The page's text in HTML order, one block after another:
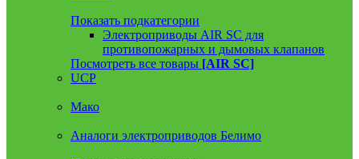
Показать подкатегории
Электроприводы AIR SC для
противопожарных и дымовых клапанов
Посмотреть все товары [AIR SC]
UCP
Мако
Аналоги электроприводов Белимо